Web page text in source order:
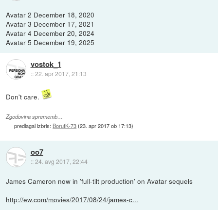
Avatar 2 December 18, 2020
Avatar 3 December 17, 2021
Avatar 4 December 20, 2024
Avatar 5 December 19, 2025
vostok_1
::22. apr 2017, 21:13
Don't care.
Zgodovina sprememb…
predlagal izbris: BorutK-73(23. apr 2017 ob 17:13)
oo7
::24. avg 2017, 22:44
James Cameron now in 'full-tilt production' on Avatar sequels
http://ew.com/movies/2017/08/24/james-c...